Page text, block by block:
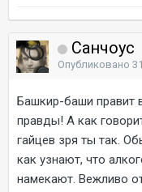
Санчоус
Опубликовано
Башкир-баши правит
правды! А как
гайцев зря ты так.
как узнают, что
намекают. Вежливо